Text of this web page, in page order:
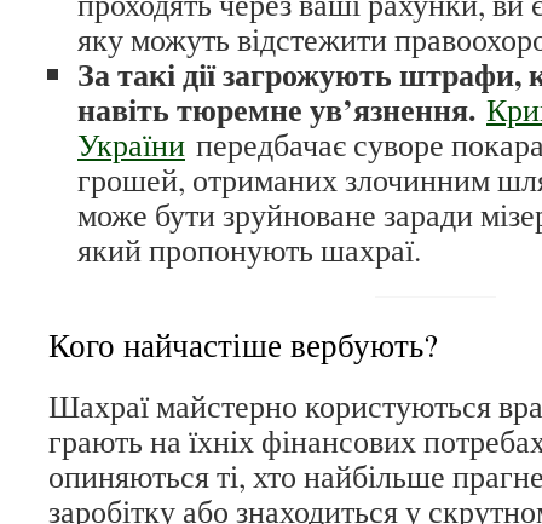
яку можуть відстежити
За такі дії загрожують штрафи,
навіть тюремне ув’язнення.
України передбачає суворе
грошей, отриманих злочинним
може бути зруйноване заради
який пропонують шахраї.
Кого найчастіше вербують?
Шахраї майстерно користуються
грають на їхніх фінансових
опиняються ті, хто найбільше
заробітку або знаходиться у